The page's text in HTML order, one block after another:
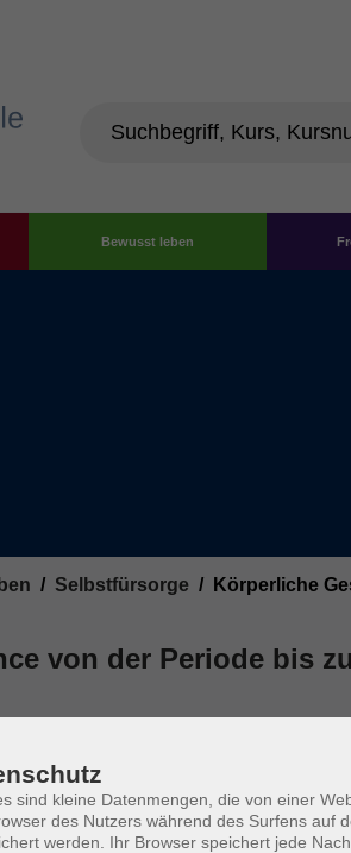
Bewusst leben
Selbstfürsorge Körperliche
von der Periode bis
bereits in sich trägt und Sie nur lernen
als hilfreiche Begleitung durch
und Energielenkung, um
sind kleine Datenmengen, die von einer
des Nutzers während des Surfens auf
werden. Ihr Browser speichert jede